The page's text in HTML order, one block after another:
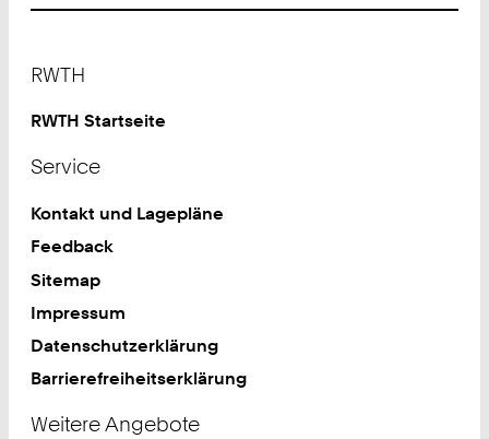
RWTH
RWTH Startseite
Service
Kontakt und Lagepläne
Feedback
Sitemap
Impressum
Datenschutzerklärung
Barrierefreiheitserklärung
Weitere Angebote